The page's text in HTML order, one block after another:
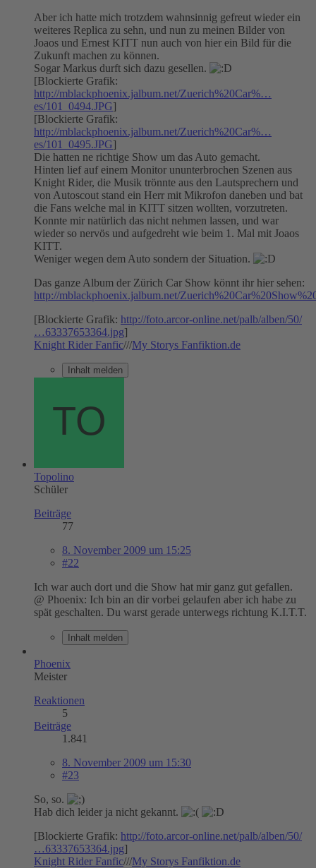
Aber ich hatte mich trotzdem wahnsinnig gefreut wieder ein
weiteres Replica zu sehn, und nun zu meinen Bilder von
Joaos und Ernest KITT nun auch von hier ein Bild für die
Zukunft machen zu können.
Sogar Markus durft sich dazu gesellen.
[Blockierte Grafik:
http://mblackphoenix.jalbum.net/Zuerich%20Car%…
es/101_0494.JPG]
[Blockierte Grafik:
http://mblackphoenix.jalbum.net/Zuerich%20Car%…
es/101_0495.JPG]
Die hatten ne richtige Show um das Auto gemacht.
Hinten lief auf einem Monitor ununterbrochen Szenen aus
Knight Rider, die Musik trönnte aus den Lautsprechern und
von Autoscout stand ein Herr mit Mikrofon daneben und bat
die Fans welche mal in KITT sitzen wollten, vorzutreten.
Konnte mir natürlich das nicht nehmen lassen, und war
wieder so nervös und aufgedreht wie beim 1. Mal mit Joaos
KITT.
Weniger wegen dem Auto sondern der Situation.
Das ganze Album der Zürich Car Show könnt ihr hier sehen:
http://mblackphoenix.jalbum.net/
[Blockierte Grafik: http://foto.arcor-online.net/palb/alben/50/
…63337653364.jpg]
Knight Rider Fanfic///My Storys Fanfiktion.de
Inhalt melden
Topolino
Schüler
Beiträge
77
8. November 2009 um 15:25
#22
Ich war auch dort und die Show hat mir ganz gut gefallen.
@ Phoenix: Ich bin an dir vorbei gelaufen aber ich habe zu
spät geschalten. Du warst gerade unterwegs richtung K.I.T.T.
Inhalt melden
Phoenix
Meister
Reaktionen
5
Beiträge
1.841
8. November 2009 um 15:30
#23
So, so.
Hab dich leider ja nicht gekannt.
[Blockierte Grafik: http://foto.arcor-online.net/palb/alben/50/
…63337653364.jpg]
Knight Rider Fanfic///My Storys Fanfiktion.de